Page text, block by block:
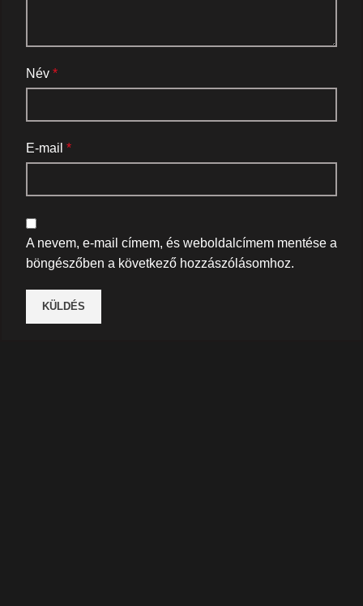
Név *
E-mail *
A nevem, e-mail címem, és weboldalcímem mentése a
böngészőben a következő hozzászólásomhoz.